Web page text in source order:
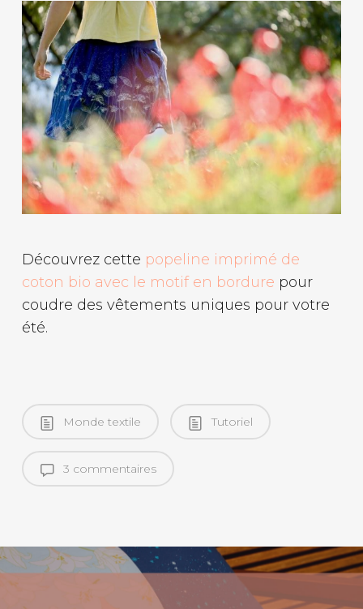
Découvrez cette popeline imprimé de
coton bio avec le motif en bordure pour
coudre des vêtements uniques pour votre
été.
Monde textile Tutoriel
3 commentaires